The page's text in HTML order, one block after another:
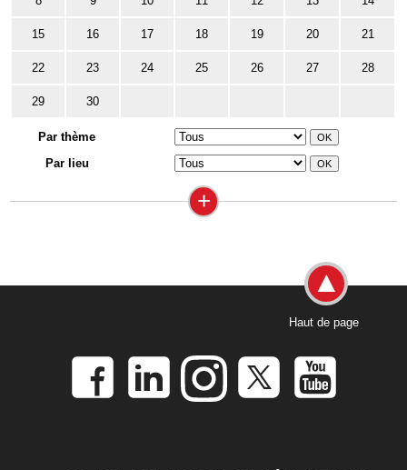
15 16 17 18 19 20 21
22 23 24 25 26 27 28
29 30
Par thème
Par lieu
+
Haut de page